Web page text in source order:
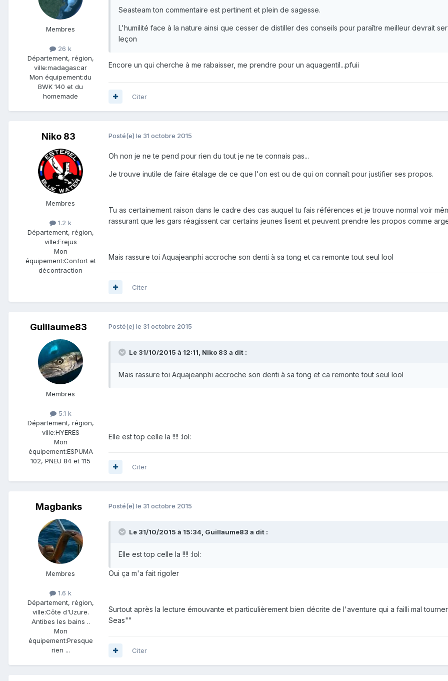
Membres
26 k
Département, région,
ville:madagascar
Mon équipement:du
BWK 140 et du
homemade
Seasteam ton commentaire est pertinent et plein de sagesse.
L'humilité face à la nature ainsi que cesser de distiller des conseils pour paraître meilleur devrait
leçon
Encore un qui cherche à me rabaisser, me prendre pour un aquagentil...pfuii
Citer
Niko 83
Membres
1.2 k
Département, région,
ville:Frejus
Mon
équipement:Confort et
décontraction
Posté(e) le 31 octobre 2015
Oh non je ne te pend pour rien du tout je ne te connais pas...
Je trouve inutile de faire étalage de ce que l'on est ou de qui on connaît pour justifier ses propos.
Tu as certainement raison dans le cadre des cas auquel tu fais références et je trouve normal voir
rassurant que les gars réagissent car certains jeunes lisent et peuvent prendre les propos comme
Mais rassure toi Aquajeanphi accroche son denti à sa tong et ca remonte tout seul lool
Citer
Guillaume83
Membres
5.1 k
Département, région,
ville:HYERES
Mon
équipement:ESPUMA
102, PNEU 84 et 115
Posté(e) le 31 octobre 2015
Le 31/10/2015 à 12:11, Niko 83 a dit :
Mais rassure toi Aquajeanphi accroche son denti à sa tong et ca remonte tout seul lool
Elle est top celle la !!!! :lol:
Citer
Magbanks
Membres
1.6 k
Département, région,
ville:Côte d'Uzure.
Antibes les bains ..
Mon
équipement:Presque
rien ...
Posté(e) le 31 octobre 2015
Le 31/10/2015 à 15:34, Guillaume83 a dit :
Elle est top celle la !!!! :lol:
Oui ça m'a fait rigoler
Surtout après la lecture émouvante et particulièrement bien décrite de l'aventure qui a failli mal
Seas""
Citer